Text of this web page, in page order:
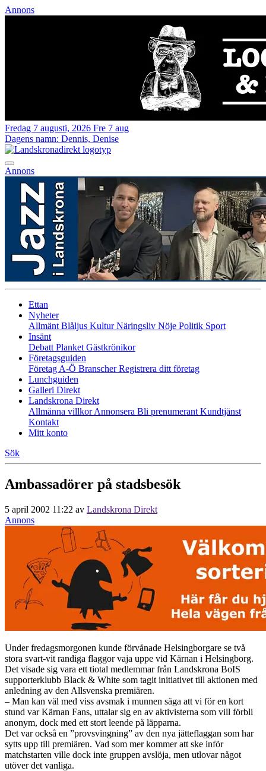
Annons
Fredag 7 augusti, 2026 Fre 7 aug
Dagens namn: Dennis, Denise
Annons
Ettan
Nyheter
Allmänt Blåljus KulturNäringsliv Nöje Politik Sport
Insänt
Debatt Planket Gästkrönikor
Företagsguiden
Företag A-Ö BranscherRegistrera ditt företag
Lunchguiden
Galleri Direkt
Landskrona Direkt
Allmänna villkorAnnonsera Bli prenumerant Kundtjänst
Kontakt
Mitt konto
Sök
Ambassadörer på stadsbesök
5 april 2002 11:22 av Landskrona Direkt
Annons
Under fredagsmorgonen kunde förvånade Helsingborgare se två
stora svart-vit randiga flaggor vaja uppe vid Kärnan i Helsingborg.
Det visade sig vara ett tiotal medlemmar från Landskrona BoIS
supporterklubb Black & White som tagit initiativet till aktionen med
anledning av den Allsvenska premiären.
– Man kan väl med viss avsmak i munnen säga att vi för en kort
stund var Kärnan Fans, uttalar sig en av aktivisterna som vill förbli
anonym, dock med ett stort leende på läpparna.
Det var också en ”provsvingning” av den nya jätteflaggan som har
sytts upp till premiären. Vad som mer kommer att ske inför
matchstarten ville dock inte gruppen avslöja, men utlovar något
utöver det vanliga.